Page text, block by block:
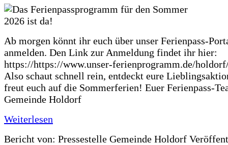
Ab morgen könnt ihr euch über unser Ferienpass-
anmelden. Den Link zur Anmeldung findet ihr hier:
https://https://www.unser-ferienprogramm.de/
Also schaut schnell rein, entdeckt eure
freut euch auf die Sommerferien! Euer Ferienpass-
Gemeinde Holdorf
Weiterlesen
Bericht von: Pressestelle Gemeinde Holdorf